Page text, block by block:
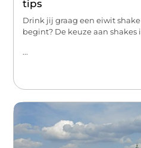
tips
Drink jij graag een eiwit
begint? De keuze aan
...